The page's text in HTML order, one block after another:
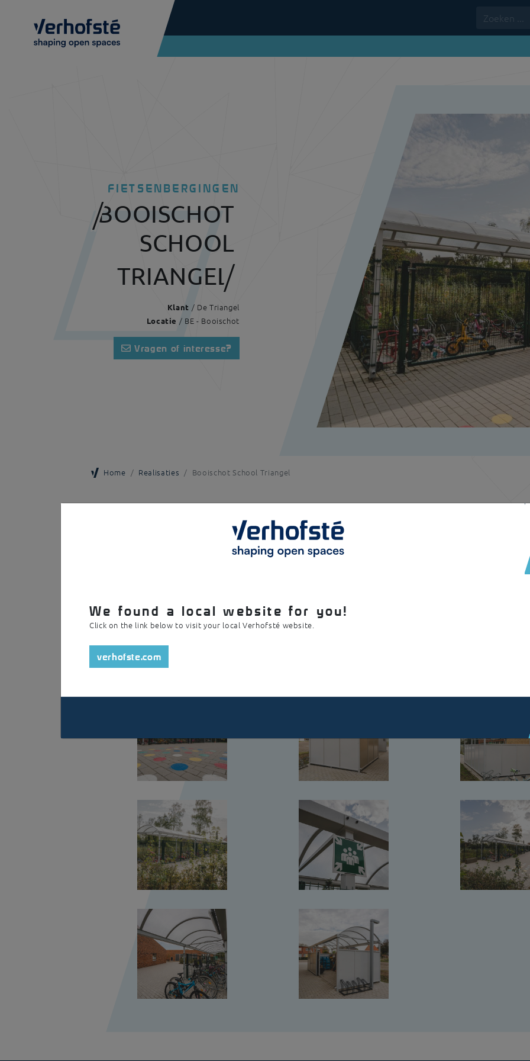
FIETSENBERGINGEN
BOOISCHOT
SCHOOL
TRIANGEL
Klant / De Triangel
Locatie / BE - Booischot
Vragen of interesse?
Home Realisaties Booischot School Triangel
Deze Lucca is een enkelzijdige fietsenberging en functioneert ook als afvalberging. Ze is opgebouwd uit verzinkt
We found a local website for you!
Click on the link below to visit your local Verhofsté website.
verhofste.com